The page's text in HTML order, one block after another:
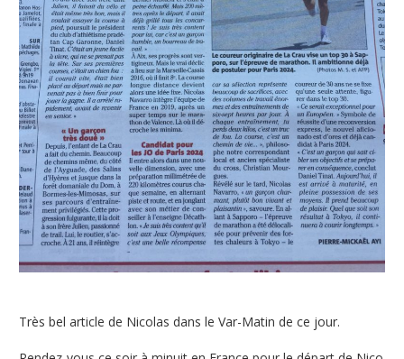
Très bel article de Nicolas dans le Var-Matin de ce jour.